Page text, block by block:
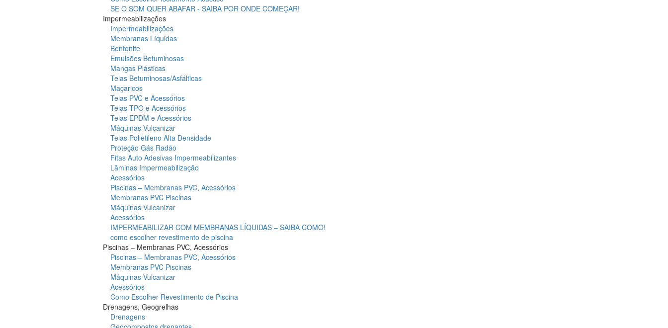
SE O SOM QUER ABAFAR - SAIBA POR ONDE COMEÇAR!
Impermeabilizações
Impermeabilizações
Membranas Líquidas
Bentonite
Emulsões Betuminosas
Mangas Plásticas
Telas Betuminosas/Asfálticas
Maçaricos
Telas PVC e Acessórios
Telas TPO e Acessórios
Telas EPDM e Acessórios
Máquinas Vulcanizar
Telas Polietileno Alta Densidade
Proteção Gás Radão
Fitas Auto Adesivas Impermeabilizantes
Lâminas Impermeabilização
Acessórios
Piscinas – Membranas PVC, Acessórios
Membranas PVC Piscinas
Máquinas Vulcanizar
Acessórios
IMPERMEABILIZAR COM MEMBRANAS LÍQUIDAS – SAIBA COMO!
como escolher revestimento de piscina
Piscinas – Membranas PVC, Acessórios
Piscinas – Membranas PVC, Acessórios
Membranas PVC Piscinas
Máquinas Vulcanizar
Acessórios
Como Escolher Revestimento de Piscina
Drenagens, Geogrelhas
Drenagens